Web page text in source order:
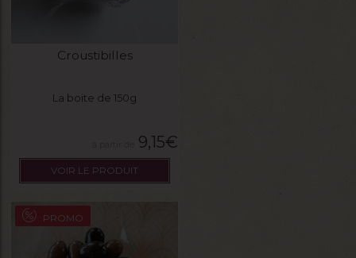
Croustibilles
La boite de 150g
9,15€
VOIR LE PRODUIT
PROMO